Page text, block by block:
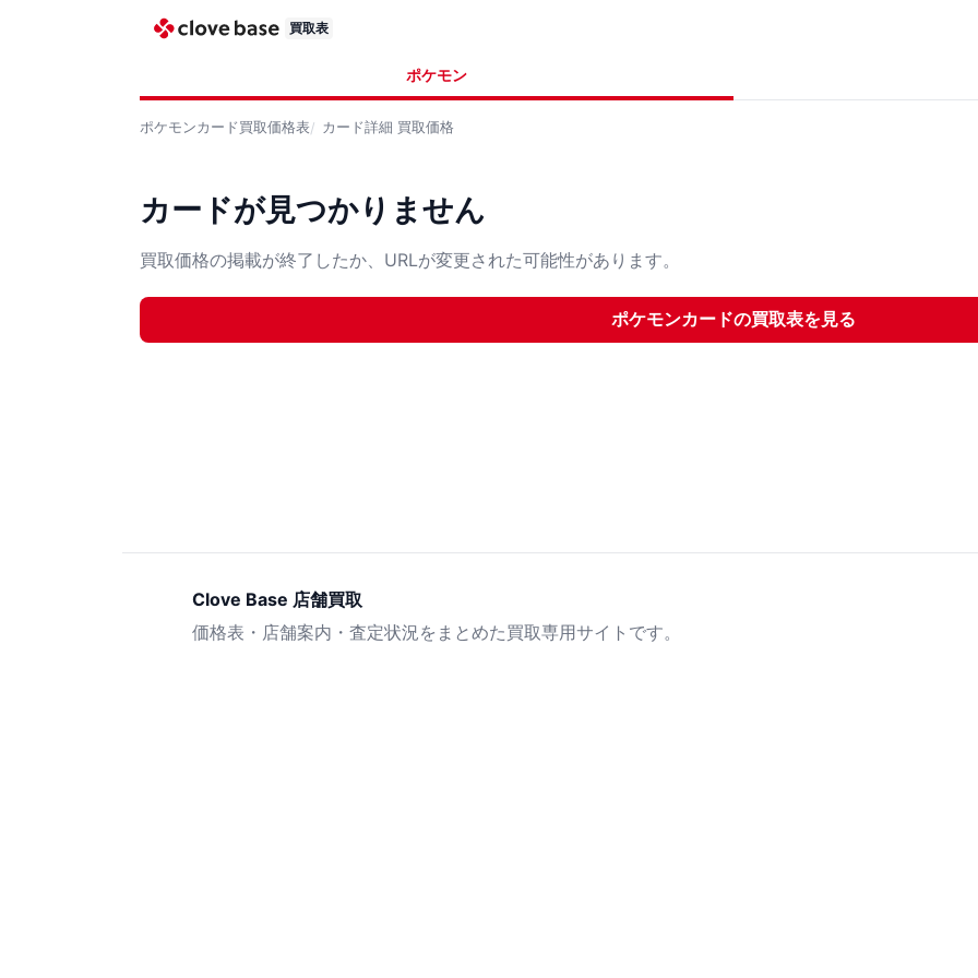
買取表
ポケモン
ポケモンカード買取価格表 カード詳細 買取価格
カードが見つかりません
買取価格の掲載が終了したか、URLが変更された可能性があります。
ポケモンカードの買取表を見る
Clove Base 店舗買取
価格表・店舗案内・査定状況をまとめた買取専用サイトです。